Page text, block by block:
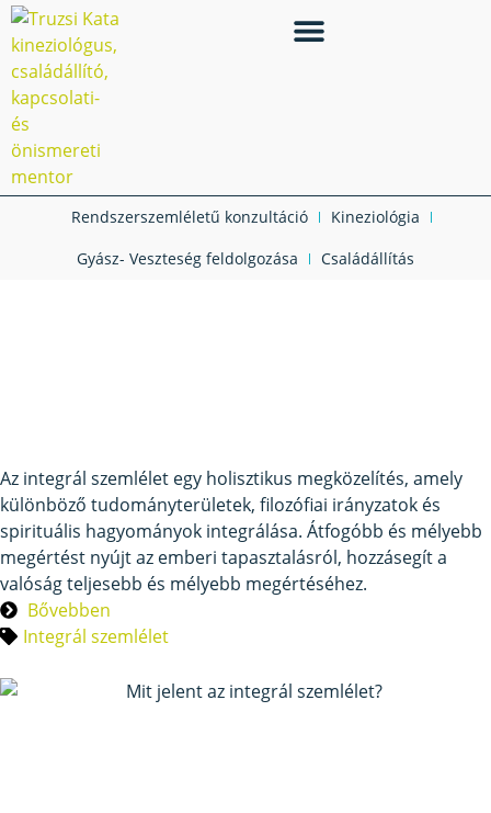
Rendszerszemléletű konzultáció
Kineziológia
Gyász- Veszteség feldolgozása
Családállítás
Az integrál szemlélet egy holisztikus megközelítés, amely
különböző tudományterületek, filozófiai irányzatok és
spirituális hagyományok integrálása. Átfogóbb és mélyebb
megértést nyújt az emberi tapasztalásról, hozzásegít a
valóság teljesebb és mélyebb megértéséhez.
Bővebben
Integrál szemlélet